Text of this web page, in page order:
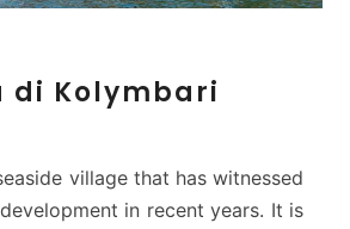
p
g
di Kolymbari
village that has witnessed
in recent years. It is